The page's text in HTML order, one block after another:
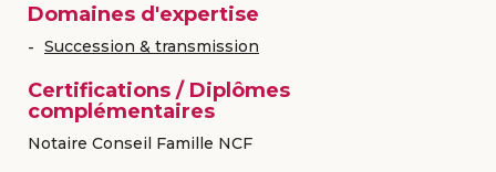
Domaines d'expertise
Succession & transmission
Certifications / Diplômes
complémentaires
Notaire Conseil Famille NCF